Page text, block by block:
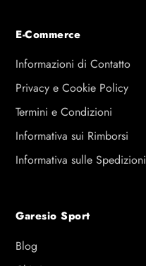
E-Commerce
Informazioni di Contatto
Privacy e Cookie Policy
Termini e Condizioni
Informativa sui Rimborsi
Informativa sulle Spedizioni
Garesio Sport
Blog